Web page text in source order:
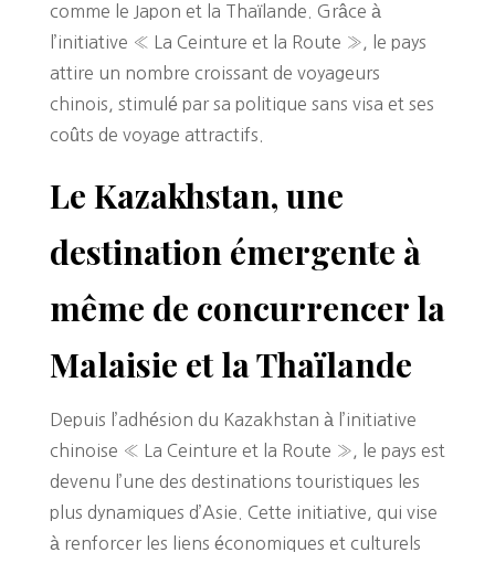
comme le Japon et la Thaïlande. Grâce à
l’initiative « La Ceinture et la Route », le pays
attire un nombre croissant de voyageurs
chinois, stimulé par sa politique sans visa et ses
coûts de voyage attractifs.
Le Kazakhstan, une
destination émergente à
même de concurrencer la
Malaisie et la Thaïlande
Depuis l’adhésion du Kazakhstan à l’initiative
chinoise « La Ceinture et la Route », le pays est
devenu l’une des destinations touristiques les
plus dynamiques d’Asie. Cette initiative, qui vise
à renforcer les liens économiques et culturels